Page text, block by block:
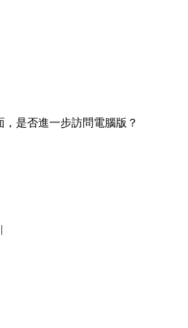
是否進一步訪問電腦版？
|